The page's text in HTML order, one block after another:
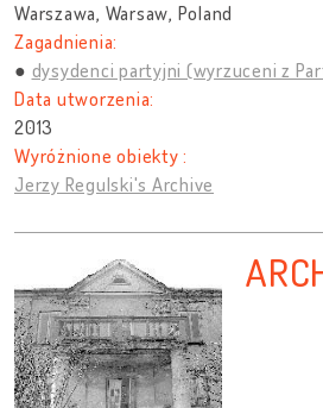
Warszawa, Warsaw, Poland
Zagadnienia:
dysydenci partyjni (wyrzuceni z
Data utworzenia:
2013
Wyróżnione obiekty :
Jerzy Regulski's Archive